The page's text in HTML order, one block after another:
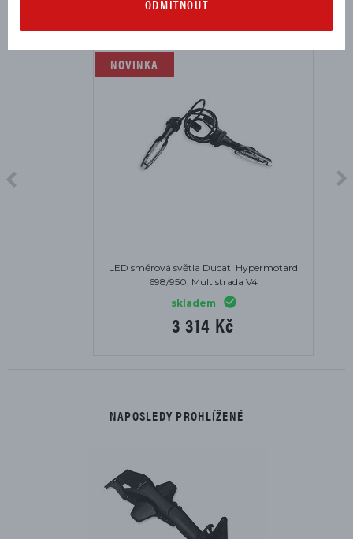
NOVINKA
LED směrová světla Ducati Hypermotard
698/950, Multistrada V4
skladem
3 314 Kč
NAPOSLEDY PROHLÍŽENÉ
ODMÍTNOUT